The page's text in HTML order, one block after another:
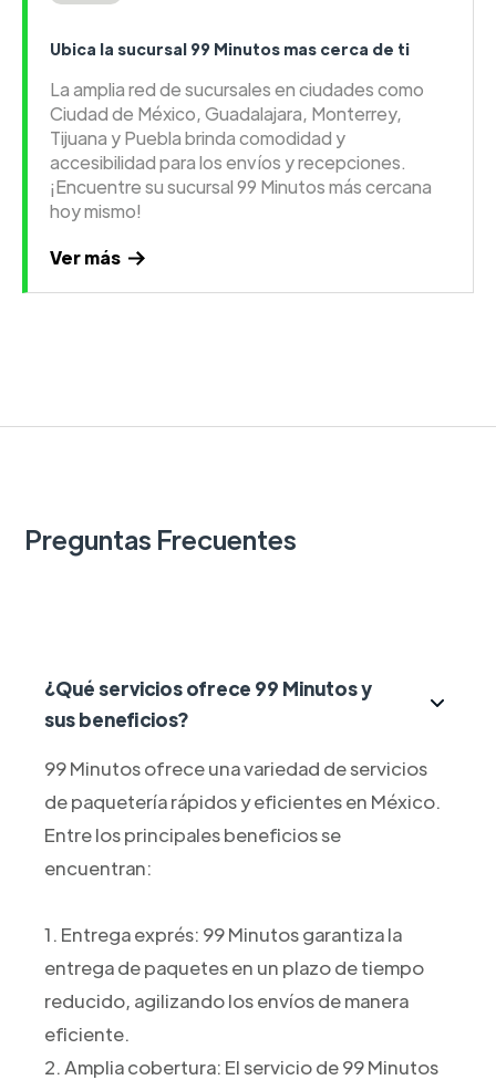
Ubica la sucursal 99 Minutos mas cerca de ti
La amplia red de sucursales en ciudades como
Ciudad de México, Guadalajara, Monterrey,
Tijuana y Puebla brinda comodidad y
accesibilidad para los envíos y recepciones.
¡Encuentre su sucursal 99 Minutos más cercana
hoy mismo!
Ver más
Preguntas Frecuentes
¿Qué servicios ofrece 99 Minutos y
sus beneficios?
99 Minutos ofrece una variedad de servicios
de paquetería rápidos y eficientes en México.
Entre los principales beneficios se
encuentran:
1. Entrega exprés: 99 Minutos garantiza la
entrega de paquetes en un plazo de tiempo
reducido, agilizando los envíos de manera
eficiente.
2. Amplia cobertura: El servicio de 99 Minutos